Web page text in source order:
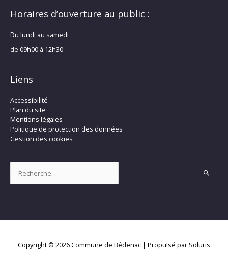
Horaires d’ouverture au public :
Du lundi au samedi
de 09h00 à 12h30
Liens
Accessibilité
Plan du site
Mentions légales
Politique de protection des données
Gestion des cookies
Copyright © 2026Commune de Bédenac | Propulsé par Soluris